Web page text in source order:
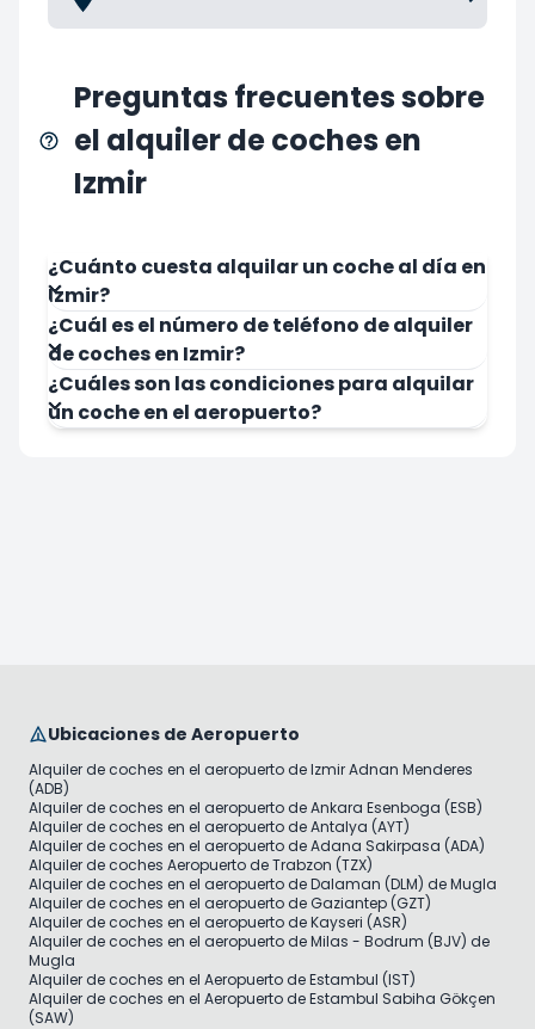
Preguntas frecuentes sobre
el alquiler de coches en
Izmir
¿Cuánto cuesta alquilar un coche al día en
Izmir?
¿Cuál es el número de teléfono de alquiler
de coches en Izmir?
¿Cuáles son las condiciones para alquilar
un coche en el aeropuerto?
Ubicaciones de Aeropuerto
Alquiler de coches en el aeropuerto de Izmir Adnan Menderes
(ADB)
Alquiler de coches en el aeropuerto de Ankara Esenboga (ESB)
Alquiler de coches en el aeropuerto de Antalya (AYT)
Alquiler de coches en el aeropuerto de Adana Sakirpasa (ADA)
Alquiler de coches Aeropuerto de Trabzon (TZX)
Alquiler de coches en el aeropuerto de Dalaman (DLM) de Mugla
Alquiler de coches en el aeropuerto de Gaziantep (GZT)
Alquiler de coches en el aeropuerto de Kayseri (ASR)
Alquiler de coches en el aeropuerto de Milas - Bodrum (BJV) de
Mugla
Alquiler de coches en el Aeropuerto de Estambul (IST)
Alquiler de coches en el Aeropuerto de Estambul Sabiha Gökçen
(SAW)